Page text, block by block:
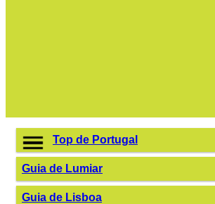
Top de Portugal
Guia de Lumiar
Guia de Lisboa